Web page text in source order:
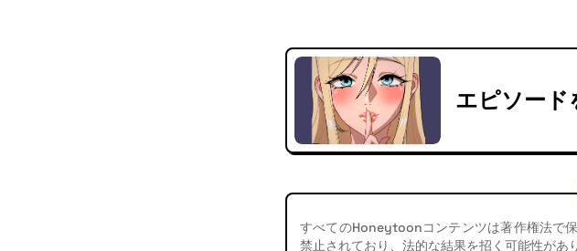
エピソード
すべてのHoneytoonコンテンツは著作権法で
禁止されており、法的な結果を招く可能性があ